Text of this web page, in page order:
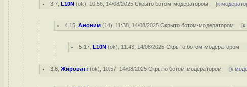
3.7 ,L10N (ok), 10:56, 14/08/2025Скрыто ботом-модератором [к
4.15 ,Аноним (14), 11:38, 14/08/2025Скрыто ботом-модератором [к
5.17 ,L10N (ok), 11:43, 14/08/2025Скрыто ботом-модератором
3.8 ,Жироватт (ok), 10:57, 14/08/2025Скрыто ботом-модератором [к